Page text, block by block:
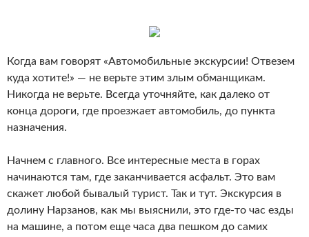
Когда вам говорят «Автомобильные экскурсии! Отвезем
куда хотите!» — не верьте этим злым обманщикам.
Никогда не верьте. Всегда уточняйте, как далеко от
конца дороги, где проезжает автомобиль, до пункта
назначения.
Начнем с главного. Все интересные места в горах
начинаются там, где заканчивается асфальт. Это вам
скажет любой бывалый турист. Так и тут. Экскурсия в
долину Нарзанов, как мы выяснили, это где-то час езды
на машине, а потом еще часа два пешком до самих